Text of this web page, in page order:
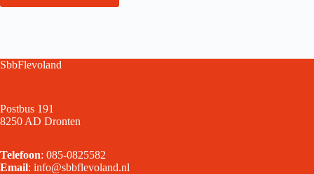
SbbFlevoland
Postbus 191
8250 AD Dronten
Telefoon: 085-0825582
Email: info@sbbflevoland.nl